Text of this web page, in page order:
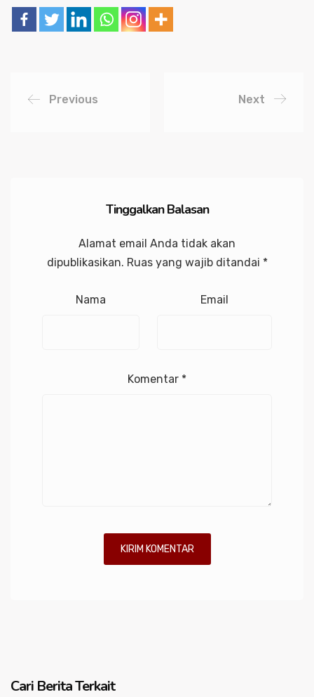
Previous Next
Tinggalkan Balasan
Alamat email Anda tidak akan
dipublikasikan. Ruas yang wajib ditandai *
Nama Email
Komentar *
Cari Berita Terkait